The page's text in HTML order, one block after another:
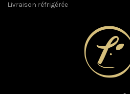
Livraison réfrigérée